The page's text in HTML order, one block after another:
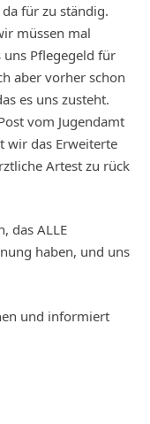
für zu ständig.
müssen mal
Pflegegeld für
aber vorher schon
es uns zusteht.
vom Jugendamt
wir das Erweiterte
Artest zu rück
das ALLE
haben, und uns
und informiert